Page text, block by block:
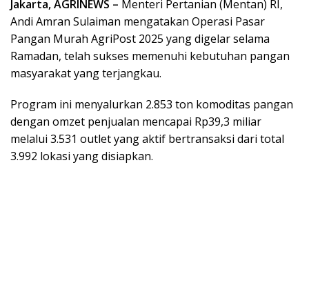
Jakarta, AGRINEWS – Menteri Pertanian (Mentan) RI,
Andi Amran Sulaiman mengatakan Operasi Pasar
Pangan Murah AgriPost 2025 yang digelar selama
Ramadan, telah sukses memenuhi kebutuhan pangan
masyarakat yang terjangkau.
Program ini menyalurkan 2.853 ton komoditas pangan
dengan omzet penjualan mencapai Rp39,3 miliar
melalui 3.531 outlet yang aktif bertransaksi dari total
3.992 lokasi yang disiapkan.